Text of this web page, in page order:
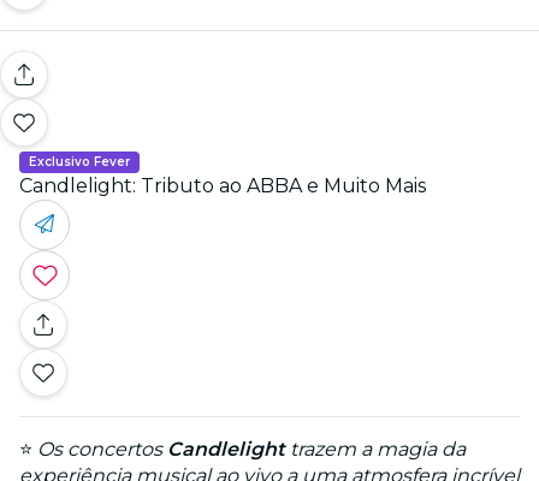
Exclusivo Fever
Candlelight: Tributo ao ABBA e Muito Mais
⭐ Os concertos Candlelighttrazem a magia da
experiência musical ao vivo a uma atmosfera incrível